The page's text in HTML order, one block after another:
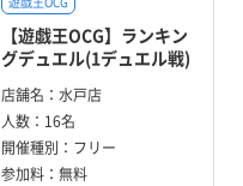
【遊戯王OCG】ランキン
グデュエル(1デュエル戦)
店舗名： 水戸店
人数： 16名
開催種別： フリー
参加料： 無料